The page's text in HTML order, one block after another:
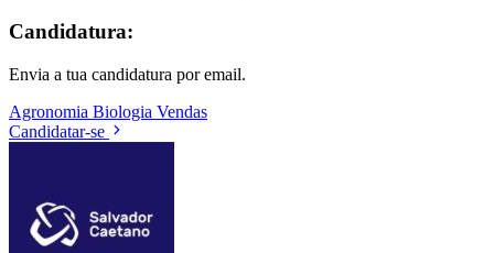
Candidatura:
Envia a tua candidatura por email.
Agronomia Biologia Vendas
Candidatar-se